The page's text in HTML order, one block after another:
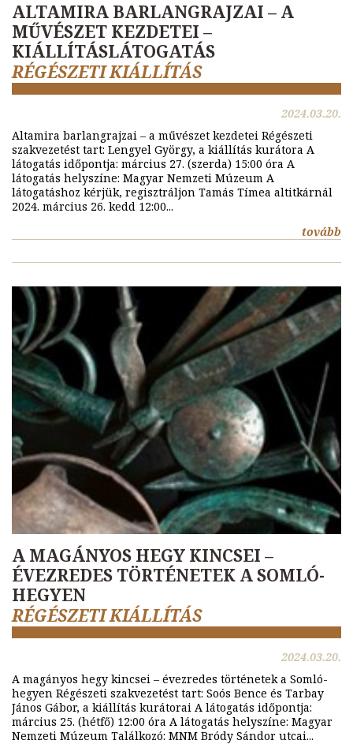
ALTAMIRA BARLANGRAJZAI – A
MŰVÉSZET KEZDETEI –
KIÁLLÍTÁSLÁTOGATÁS
RÉGÉSZETI KIÁLLÍTÁS
2024.03.20.
Altamira barlangrajzai – a művészet kezdetei Régészeti
szakvezetést tart: Lengyel György, a kiállítás kurátora A
látogatás időpontja: március 27. (szerda) 15:00 óra A
látogatás helyszíne: Magyar Nemzeti Múzeum A
látogatáshoz kérjük, regisztráljon Tamás Tímea altitkárnál
2024. március 26. kedd 12:00...
tovább
A MAGÁNYOS HEGY KINCSEI –
ÉVEZREDES TÖRTÉNETEK A SOMLÓ-
HEGYEN
RÉGÉSZETI KIÁLLÍTÁS
2024.03.20.
A magányos hegy kincsei – évezredes történetek a Somló-
hegyen Régészeti szakvezetést tart: Soós Bence és Tarbay
János Gábor, a kiállítás kurátorai A látogatás időpontja:
március 25. (hétfő) 12:00 óra A látogatás helyszíne: Magyar
Nemzeti Múzeum Találkozó: MNM Bródy Sándor utcai...